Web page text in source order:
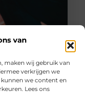
van
maken wij gebruik van
verkrijgen we
we content en
Lees ons
straatbeelden
eeuw. Hoewel
hebben,
ongemakken: